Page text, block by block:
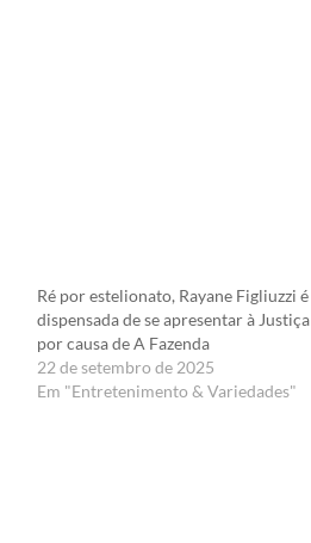
Ré por estelionato, Rayane Figliuzzi é
dispensada de se apresentar à Justiça
por causa de A Fazenda
22 de setembro de 2025
Em "Entretenimento & Variedades"